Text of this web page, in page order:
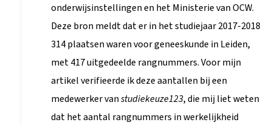
onderwijsinstellingen en het Ministerie van OCW.
Deze bron meldt dat er in het studiejaar 2017-2018
314 plaatsen waren voor geneeskunde in Leiden,
met 417 uitgedeelde rangnummers. Voor mijn
artikel verifieerde ik deze aantallen bij een
medewerker vanstudiekeuze123, die mij liet weten
dat het aantal rangnummers in werkelijkheid